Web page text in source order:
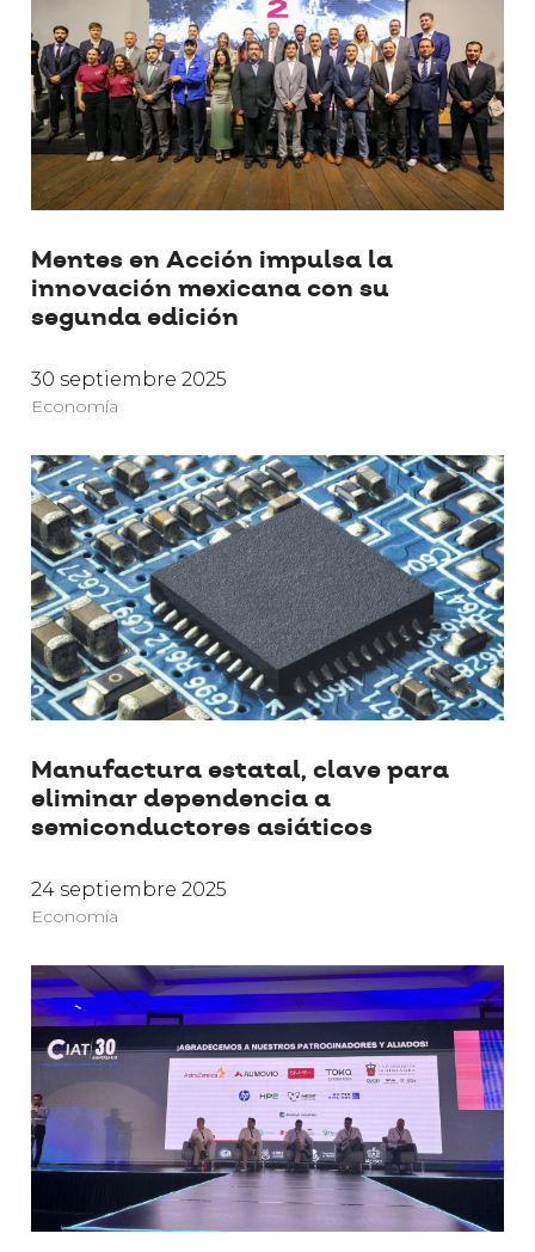
Mentes en Acción impulsa la
innovación mexicana con su
segunda edición
30 septiembre 2025
Economía
Manufactura estatal, clave para
eliminar dependencia a
semiconductores asiáticos
24 septiembre 2025
Economía